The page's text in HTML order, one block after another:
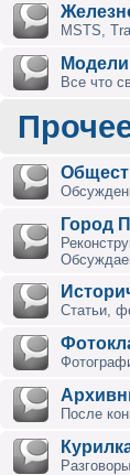
MSTS,
Все что
Город
Статьи,
После